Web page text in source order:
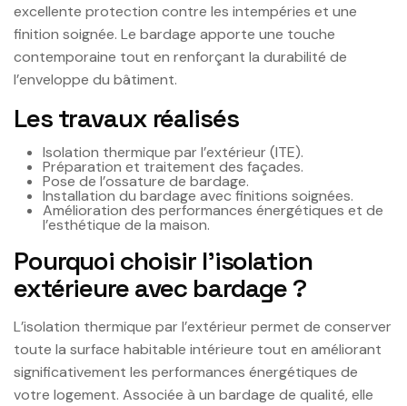
excellente protection contre les intempéries et une
finition soignée. Le bardage apporte une touche
contemporaine tout en renforçant la durabilité de
l’enveloppe du bâtiment.
Les travaux réalisés
Isolation thermique par l’extérieur (ITE).
Préparation et traitement des façades.
Pose de l’ossature de bardage.
Installation du bardage avec finitions soignées.
Amélioration des performances énergétiques et de
l’esthétique de la maison.
Pourquoi choisir l’isolation
extérieure avec bardage ?
L’isolation thermique par l’extérieur permet de conserver
toute la surface habitable intérieure tout en améliorant
significativement les performances énergétiques de
votre logement. Associée à un bardage de qualité, elle